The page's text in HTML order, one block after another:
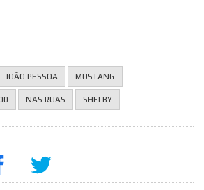
JOÃO PESSOA MUSTANG
NAS RUAS SHELBY